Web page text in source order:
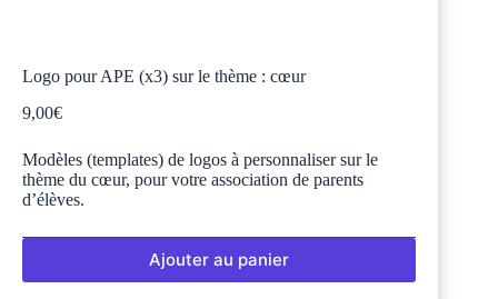
Logo pour APE (x3) sur le thème : cœur
9,00€
Modèles (templates) de logos à personnaliser sur le
thème du cœur, pour votre association de parents
d’élèves.
Ajouter au panier